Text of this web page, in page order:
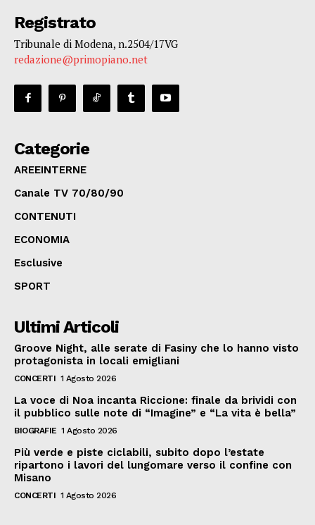
Registrato
Tribunale di Modena, n.2504/17VG
redazione@primopiano.net
Categorie
AREEINTERNE
Canale TV 70/80/90
CONTENUTI
ECONOMIA
Esclusive
SPORT
Ultimi Articoli
Groove Night, alle serate di Fasiny che lo hanno visto
protagonista in locali emigliani
CONCERTI 1 Agosto 2026
La voce di Noa incanta Riccione: finale da brividi con
il pubblico sulle note di “Imagine” e “La vita è bella”
BIOGRAFIE 1 Agosto 2026
Più verde e piste ciclabili, subito dopo l’estate
ripartono i lavori del lungomare verso il confine con
Misano
CONCERTI 1 Agosto 2026